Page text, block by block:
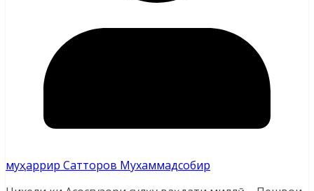
муҳаррир Сатторов Мухаммадсобир